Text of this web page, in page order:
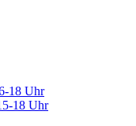
18 Uhr
18 Uhr